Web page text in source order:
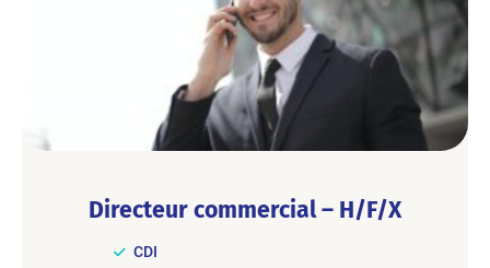
Directeur commercial – H/F/X
CDI